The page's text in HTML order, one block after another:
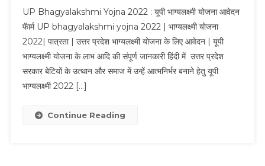
UP Bhagyalakshmi Yojna 2022 : यूपी भाग्यलक्ष्मी योजना आवेदन
फॅार्म UP bhagyalakshmi yojna 2022 | भाग्यलक्ष्मी योजना
2022| पात्रता | उत्तर प्रदेश भाग्यलक्ष्मी योजना के लिए आवेदन | यूपी
भाग्यलक्ष्मी योजना के लाभ आदि की संपूर्ण जानकारी हिंदी में उत्तर प्रदेश
सरकार बेटियों के उत्थान और समाज में उन्हें आत्मनिर्भर बनाने हेतु यूपी
भाग्यलक्ष्मी 2022 […]
Continue Reading